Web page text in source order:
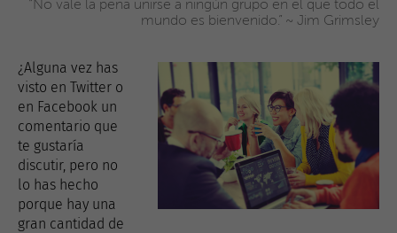
“No vale la pena unirse a ningún grupo en el que todo el
mundo es bienvenido.” ~ Jim Grimsley
¿Alguna vez has
visto en Twitter o
en Facebook un
comentario que
te gustaría
discutir, pero no
lo has hecho
porque hay una
gran cantidad de